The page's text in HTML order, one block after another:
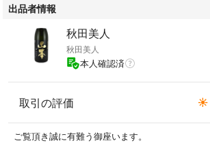
出品者情報
秋田美人
秋田美人
本人確認済
取引の評価
ご覧頂き誠に有難う御座います。